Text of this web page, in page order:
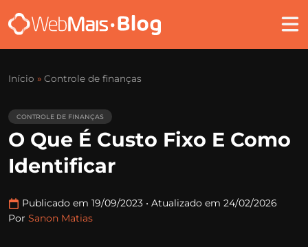
Início » Controle de finanças
CONTROLE DE FINANÇAS
O Que É Custo Fixo E Como
Identificar
Publicado em 19/09/2023 • Atualizado em 24/02/2026
Por Sanon Matias